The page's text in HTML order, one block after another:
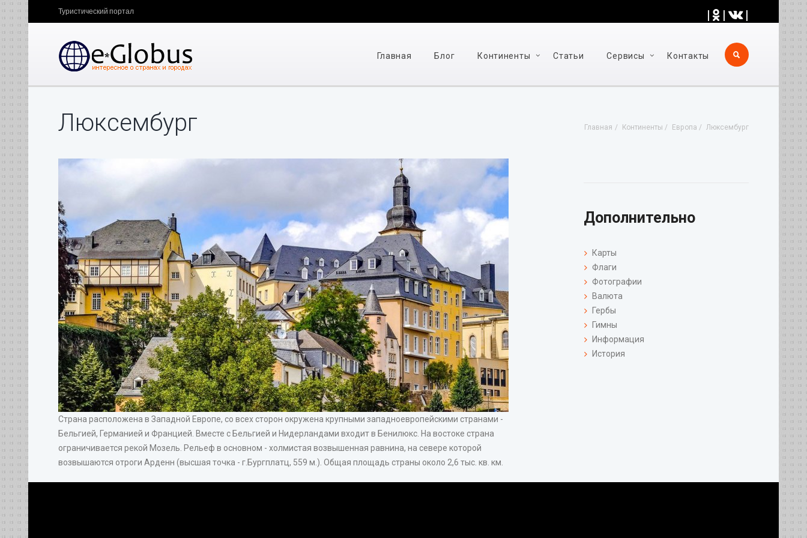
| | |
Туристический портал
Главная Блог Континенты Статьи Cервисы Контакты
Главная Континенты Европа Люксембург
Люксембург
Страна расположена в Западной Европе, со всех сторон окружена крупными западноевропейскими странами -
Бельгией, Германией и Францией. Вместе с Бельгией и Нидерландами входит в Бенилюкс. На востоке страна
ограничивается рекой Мозель. Рельеф в основном - холмистая возвышенная равнина, на севере которой
возвышаются отроги Арденн (высшая точка - г.Бургплатц, 559 м.). Общая площадь страны около 2,6 тыс. кв. км.
Дополнительно
Карты
Флаги
Фотографии
Валюта
Гербы
Гимны
Информация
История